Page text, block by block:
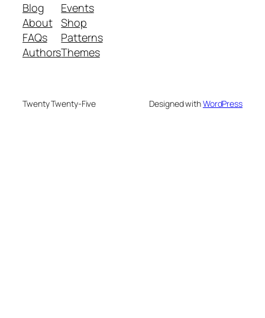
Blog
About
FAQs
Authors
Events
Shop
Patterns
Themes
Twenty Twenty-Five Designed withWordPress